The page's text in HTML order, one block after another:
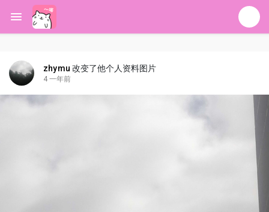
zhymu 改变了他个人资料图片
4 一年前